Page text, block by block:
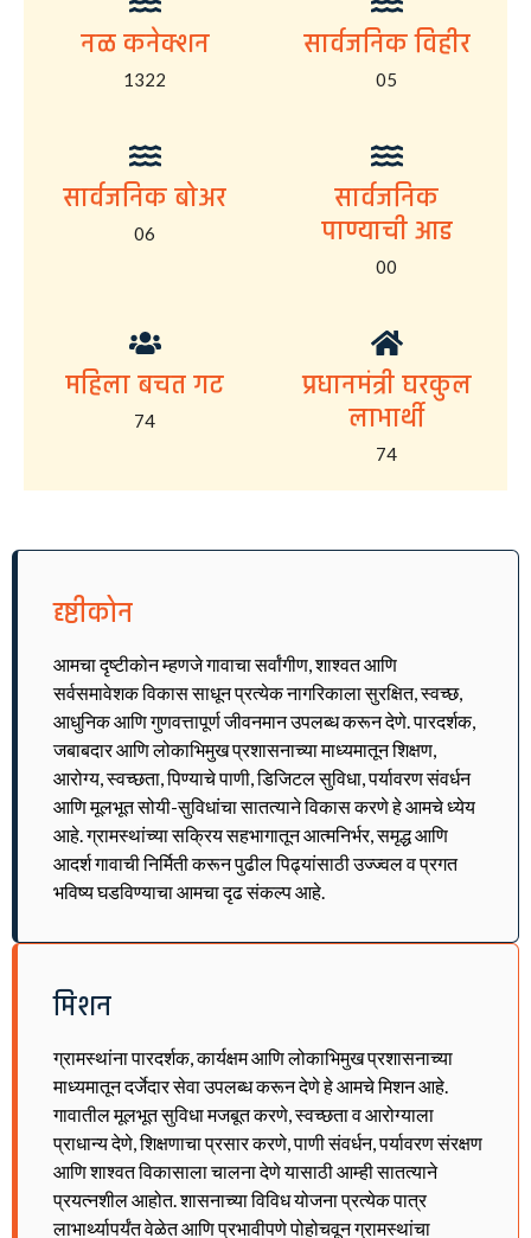
नळ कनेक्शन
1322
सार्वजनिक विहीर
05
सार्वजनिक बोअर
06
सार्वजनिक
पाण्याची आड
00
महिला बचत गट
74
प्रधानमंत्री घरकुल
लाभार्थी
74
दृष्टीकोन
आमचा दृष्टीकोन म्हणजे गावाचा सर्वांगीण, शाश्वत आणि
सर्वसमावेशक विकास साधून प्रत्येक नागरिकाला सुरक्षित, स्वच्छ,
आधुनिक आणि गुणवत्तापूर्ण जीवनमान उपलब्ध करून देणे. पारदर्शक,
जबाबदार आणि लोकाभिमुख प्रशासनाच्या माध्यमातून शिक्षण,
आरोग्य, स्वच्छता, पिण्याचे पाणी, डिजिटल सुविधा, पर्यावरण संवर्धन
आणि मूलभूत सोयी-सुविधांचा सातत्याने विकास करणे हे आमचे ध्येय
आहे. ग्रामस्थांच्या सक्रिय सहभागातून आत्मनिर्भर, समृद्ध आणि
आदर्श गावाची निर्मिती करून पुढील पिढ्यांसाठी उज्ज्वल व प्रगत
भविष्य घडविण्याचा आमचा दृढ संकल्प आहे.
मिशन
ग्रामस्थांना पारदर्शक, कार्यक्षम आणि लोकाभिमुख प्रशासनाच्या
माध्यमातून दर्जेदार सेवा उपलब्ध करून देणे हे आमचे मिशन आहे.
गावातील मूलभूत सुविधा मजबूत करणे, स्वच्छता व आरोग्याला
प्राधान्य देणे, शिक्षणाचा प्रसार करणे, पाणी संवर्धन, पर्यावरण संरक्षण
आणि शाश्वत विकासाला चालना देणे यासाठी आम्ही सातत्याने
प्रयत्नशील आहोत. शासनाच्या विविध योजना प्रत्येक पात्र
लाभार्थ्यापर्यंत वेळेत आणि प्रभावीपणे पोहोचवून ग्रामस्थांचा